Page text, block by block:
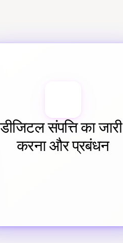
डीजिटल संपत्ति का जारी
करना और प्रबंधन